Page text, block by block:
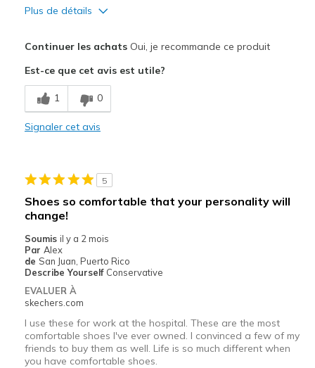
Plus de détails
Les meilleures utilisations
Casual Wear
View On Shoes
Shoes are for Wearing
Continuer les achatsOui, je recommande ce produit
Est-ce que cet avis est utile?
1 0
Signaler cet avis
5
Shoes so comfortable that your personality will
change!
Soumis il y a 2 mois
Par Alex
de San Juan, Puerto Rico
Describe Yourself Conservative
EVALUER À
skechers.com
I use these for work at the hospital. These are the most
comfortable shoes I've ever owned. I convinced a few of my
friends to buy them as well. Life is so much different when
you have comfortable shoes.